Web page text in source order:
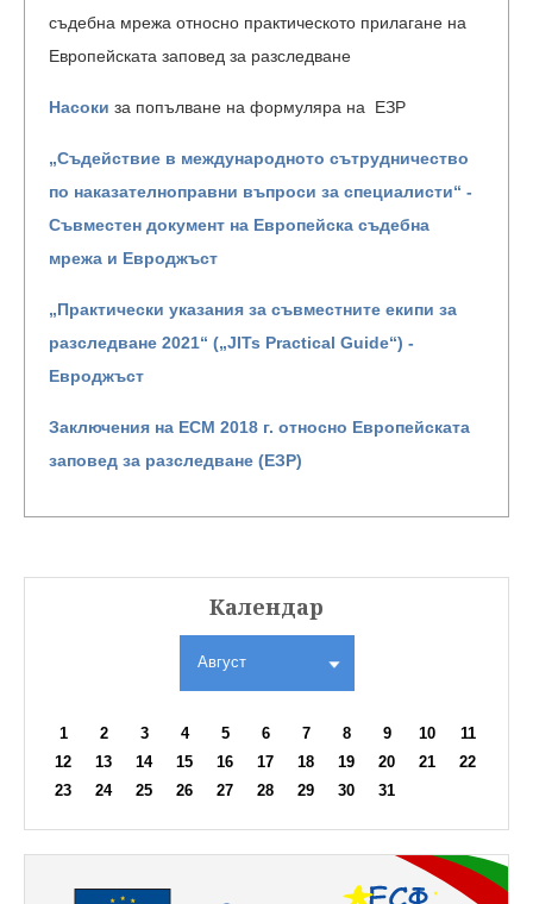
съдебна мрежа относно практическото прилагане на
Европейската заповед за разследване
Насоки за попълване на формуляра на ЕЗР
„Съдействие в международното сътрудничество
по наказателноправни въпроси за специалисти“ -
Съвместен документ на Европейска съдебна
мрежа и Евроджъст
„Практически указания за съвместните екипи за
разследване 2021“ („JITs Practical Guide“) -
Евроджъст
Заключения на ЕСМ 2018 г. относно Европейската
заповед за разследване (ЕЗР)
Календар
Август
1 2 3 4 5 6 7 8 9 10
11
12
13 14 15 16 17 18 19 20 21
22
23
24 25 26 27 28 29 30 31